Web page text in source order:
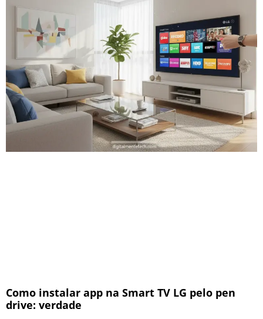
Como instalar app na Smart TV LG pelo pen
drive: verdade